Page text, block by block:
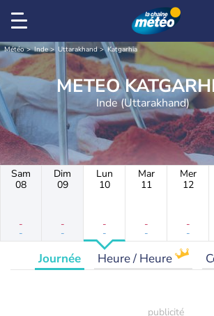
Météo Inde Uttarakhand Katgarhia
METEO
Inde (Uttarakhand)
Sam
08
-
-
Dim
09
-
-
Lun
10
-
-
Mar
11
-
-
Mer
12
-
-
Journée Heure / Heure